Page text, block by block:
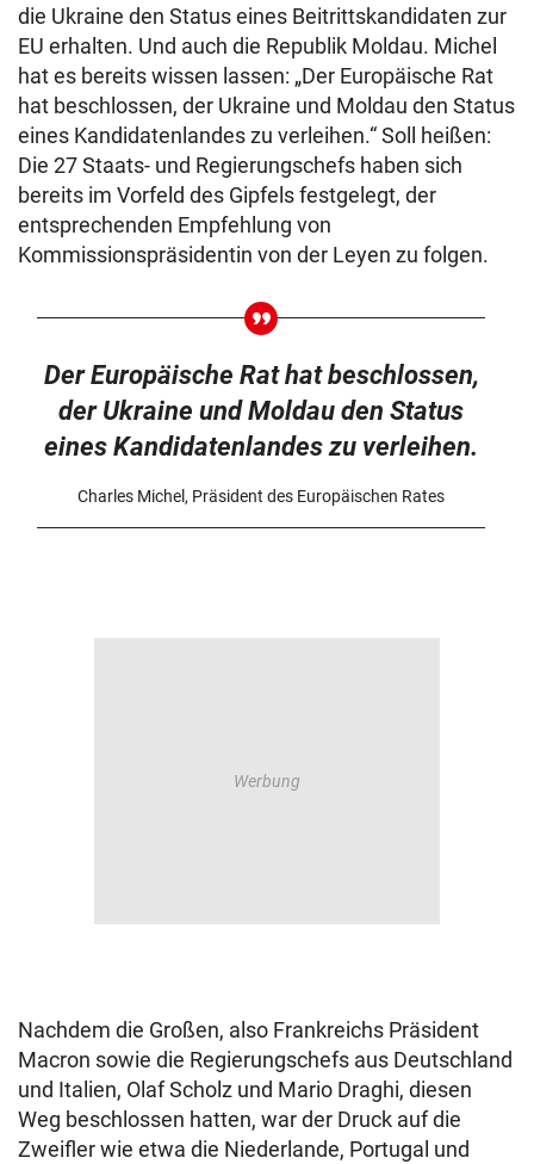
die Ukraine den Status eines Beitrittskandidaten zur
EU erhalten. Und auch die Republik Moldau. Michel
hat es bereits wissen lassen: „Der Europäische Rat
hat beschlossen, der Ukraine und Moldau den Status
eines Kandidatenlandes zu verleihen.“ Soll heißen:
Die 27 Staats- und Regierungschefs haben sich
bereits im Vorfeld des Gipfels festgelegt, der
entsprechenden Empfehlung von
Kommissionspräsidentin von der Leyen zu folgen.
Der Europäische Rat hat beschlossen,
der Ukraine und Moldau den Status
eines Kandidatenlandes zu verleihen.
Charles Michel, Präsident des Europäischen Rates
Nachdem die Großen, also Frankreichs Präsident
Macron sowie die Regierungschefs aus Deutschland
und Italien, Olaf Scholz und Mario Draghi, diesen
Weg beschlossen hatten, war der Druck auf die
Zweifler wie etwa die Niederlande, Portugal und